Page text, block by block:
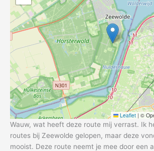
Leaflet | ©
Wauw, wat heeft deze route mij verrast. Ik
routes bij Zeewolde gelopen, maar deze
mooist. Deze route neemt je mee door een